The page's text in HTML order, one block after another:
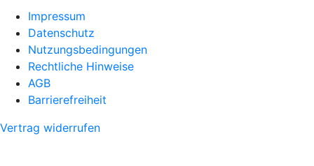
Impressum
Datenschutz
Nutzungsbedingungen
Rechtliche Hinweise
AGB
Barrierefreiheit
Vertrag widerrufen